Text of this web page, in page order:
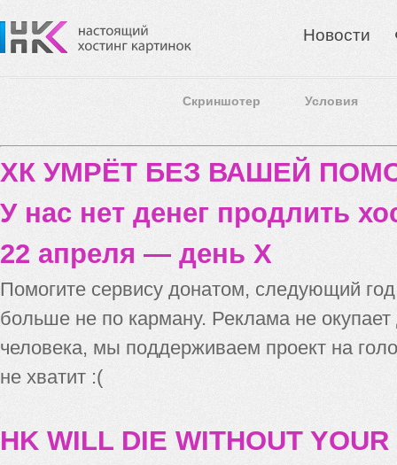
Новости
Скриншотер Условия
ХК УМРЁТ БЕЗ ВАШЕЙ
У нас нет денег продлить
22 апреля — день X
Помогите сервису донатом, следующий
больше не по карману. Реклама не
человека, мы поддерживаем проект на
не хватит :(
HK WILL DIE WITHOUT